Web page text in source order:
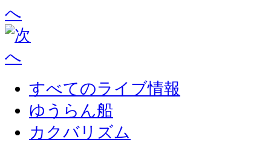
すべてのライブ情報
ゆうらん船
カクバリズム